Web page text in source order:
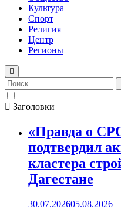
Культура
Спорт
Религия
Центр
Регионы
Найти:
Заголовки
«Правда о
подтвердил
кластера
Дагестане
30.07.202605.08.2026